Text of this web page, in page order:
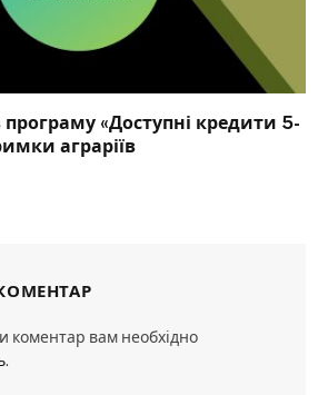
«Доступні кредити 5-
аграріїв
коментар вам необхідно
.